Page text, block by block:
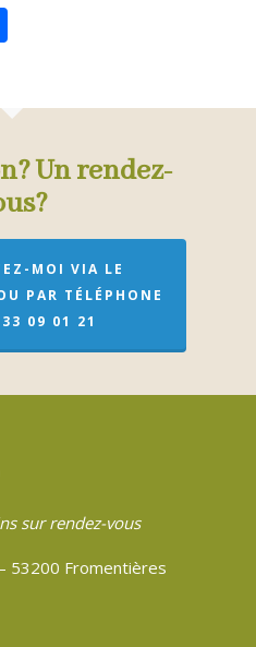
Un rendez-
MOI VIA LE
PAR TÉLÉPHONE
09 01 21
sur rendez-vous
53200 Fromentières